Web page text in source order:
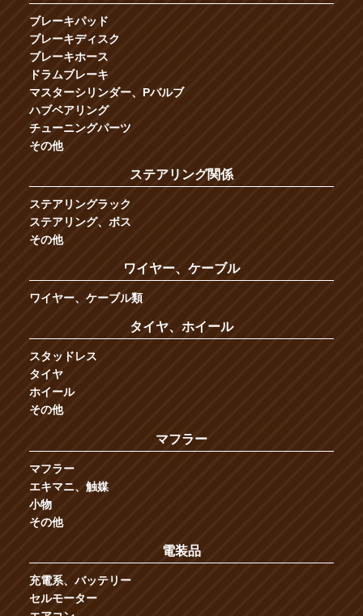
ブレーキパッド
ブレーキディスク
ブレーキホース
ドラムブレーキ
マスターシリンダー、Pバルブ
ハブベアリング
チューニングパーツ
その他
ステアリング関係
ステアリングラック
ステアリング、ボス
その他
ワイヤー、ケーブル
ワイヤー、ケーブル類
タイヤ、ホイール
スタッドレス
タイヤ
ホイール
その他
マフラー
マフラー
エキマニ、触媒
小物
その他
電装品
充電系、バッテリー
セルモーター